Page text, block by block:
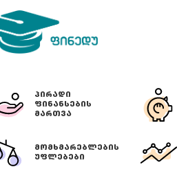
ᲞᲘᲠᲐᲓᲘ
ᲤᲘᲜᲐᲜᲡᲔᲑᲘᲡ
ᲛᲐᲠᲗᲕᲐ
ᲛᲝᲛᲮᲛᲐᲠᲔᲑᲚᲔᲑᲘᲡ
ᲣᲤᲚᲔᲑᲔᲑᲘ